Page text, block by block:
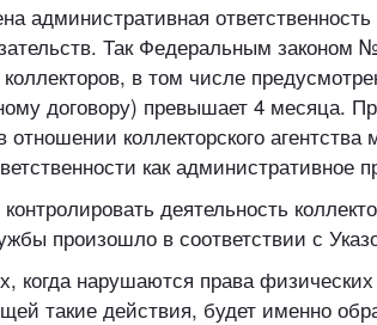
административная
Так Федеральным законом
в том числе
договору) превышает 4 месяца.
коллекторского
как административное
деятельность
произошло в соответствии с
когда нарушаются права
такие действия, будет именно